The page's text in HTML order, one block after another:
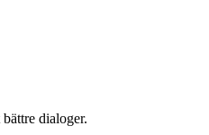
dialoger.